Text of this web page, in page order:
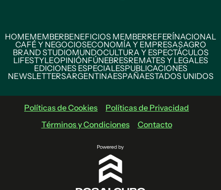
HOMEMEMBERBENEFICIOS MEMBERREFERÍNACIONAL
CAFÉ Y NEGOCIOSECONOMÍA Y EMPRESASAGRO
BRAND STUDIOMUNDOCULTURA Y ESPECTÁCULOS
LIFESTYLEOPINIÓNFÚNEBRESREMATES Y LEGALES
EDICIONES ESPECIALESPUBLICACIONES
NEWSLETTERSARGENTINAESPAÑAESTADOS UNIDOS
Políticas de Cookies
Políticas de Privacidad
Términos y Condiciones
Contacto